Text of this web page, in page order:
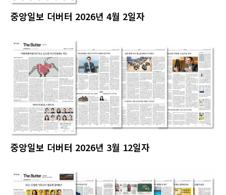
중앙일보 더버터 2026년 4월 2일자
중앙일보 더버터 2026년 3월 12일자